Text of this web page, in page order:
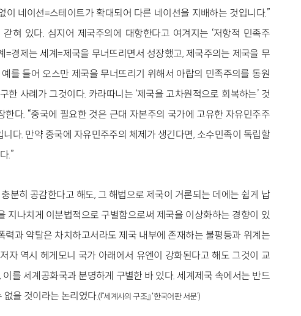
이 네이션=스테이트가 확대되어 다른 네이션을 지배하는 것입니다.”
혀 있다. 심지어 제국주의에 대항한다고 여겨지는 ‘저항적 민족주
=경제는 세계=제국을 무너뜨리면서 성장했고, 제국주의는 제국을 무
를 들어 오스만 제국을 무너뜨리기 위해서 아랍의 민족주의를 동원
한 사례가 그것이다. 카라따니는 ‘제국을 고차원적으로 회복하는’ 것
다. “중국에 필요한 것은 근대 자본주의 국가에 고유한 자유민주주
다. 만약 중국에 자유민주주의 체제가 생긴다면, 소수민족이 독립할
.”
분히 공감한다고 해도, 그 해법으로 제국이 거론되는 데에는 쉽게 납
지나치게 이분법적으로 구별함으로써 제국을 이상화하는 경향이 있
과 약탈은 차치하고서라도 제국 내부에 존재하는 불평등과 위계는
자 역시 헤게모니 국가 아래에서 유엔이 강화된다고 해도 그것이 교
를 세계공화국과 분명하게 구별한 바 있다. 세계제국 속에서는 반드
을 것이라는 논리였다.(『세계사의 구조』 ‘한국어판 서문’)